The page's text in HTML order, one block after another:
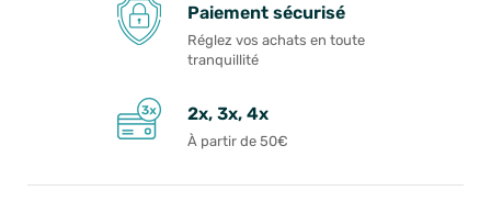
Paiement sécurisé
Réglez vos achats en toute
tranquillité
2x, 3x, 4x
À partir de 50€